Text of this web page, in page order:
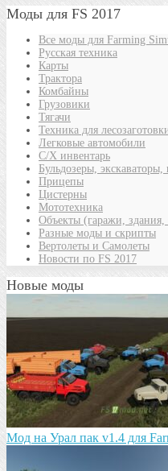
Моды для FS 2017
Все моды для Farming
Русская техника
Карты
Трактора
Комбайны
Грузовики
Тягачи
Техника для
Легковые автомобили
С/Х инвентарь
Бульдозеры, экскаваторы,
Прицепы
Цистерны
Мототехника
Объекты (гаражи, здания,
Разные моды и скрипты
Вертолеты и Самолеты
Новости по FS 2017
Новые моды
Мод на Урал пак v1.4 для